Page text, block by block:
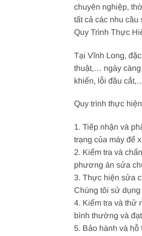
chuyên nghiệp,
tất cả các nhu
Quy Trình Thực
Tại Vĩnh Long,
thuật,… ngày càng
khiển, lỗi đầu
Quy trình thực
1. Tiếp nhận và
trạng của máy để
2. Kiểm tra và
phương án sửa
3. Thực hiện sửa
Chúng tôi sử
4. Kiểm tra và thử
bình thường và
5. Bảo hành và